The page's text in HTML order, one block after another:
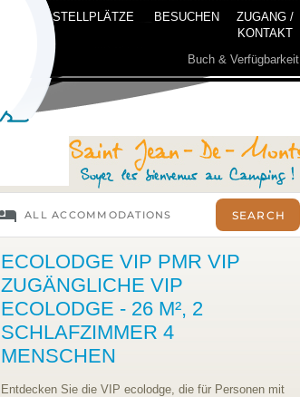
STELLPLÄTZE BESUCHEN
ZUGANG /
KONTAKT
Buch & Verfügbarkeit
ECOLODGE VIP PMR VIP
ZUGÄNGLICHE VIP
ECOLODGE - 26 M², 2
SCHLAFZIMMER 4
MENSCHEN
Entdecken Sie die VIP ecolodge, die für Personen mit